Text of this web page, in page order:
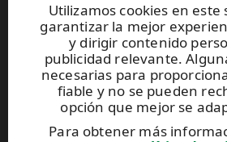
Utilizamos cookies en este
garantizar la mejor
y dirigir contenido
publicidad relevante.
necesarias para
fiable y no se pueden
opción que mejor se
Para obtener más
UPM Raflatac Graphics Solutions
UPM Raflatac Office Products
UPM Raflatac Industrial Removables
Contactos